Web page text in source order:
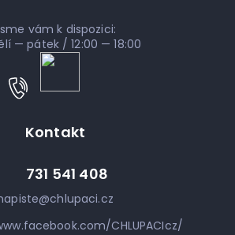
vám k dispozici:
— pátek / 12:00 — 18:00
Kontakt
@chlupaci.cz
731 541 408
CHLUPACIcz/